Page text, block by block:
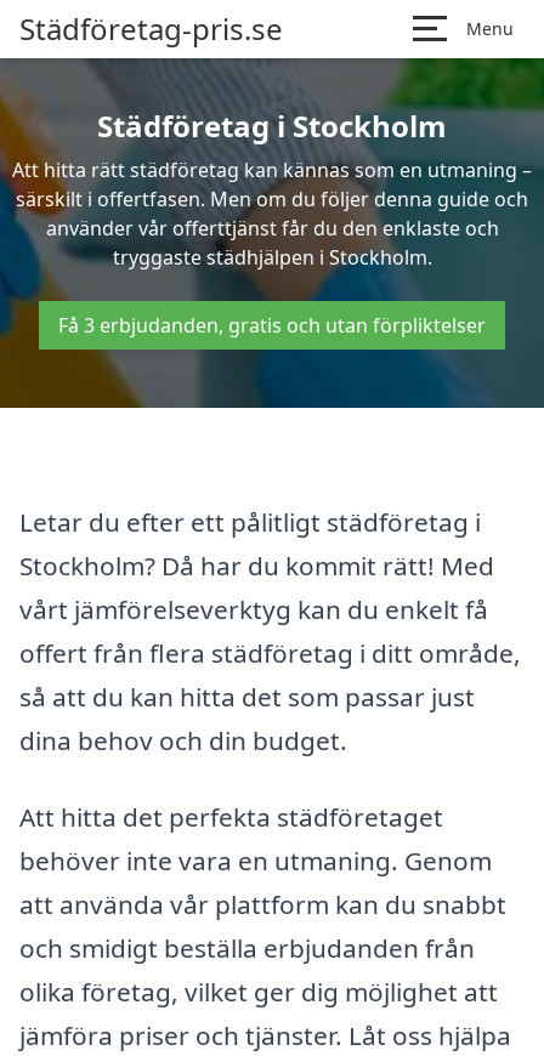
Städföretag-pris.se Menu
Städföretag i Stockholm
Att hitta rätt städföretag kan kännas som en utmaning –
särskilt i offertfasen. Men om du följer denna guide och
använder vår offerttjänst får du den enklaste och
tryggaste städhjälpen i Stockholm.
Få 3 erbjudanden, gratis och utan förpliktelser
Letar du efter ett pålitligt städföretag i
Stockholm? Då har du kommit rätt! Med
vårt jämförelseverktyg kan du enkelt få
offert från flera städföretag i ditt område,
så att du kan hitta det som passar just
dina behov och din budget.
Att hitta det perfekta städföretaget
behöver inte vara en utmaning. Genom
att använda vår plattform kan du snabbt
och smidigt beställa erbjudanden från
olika företag, vilket ger dig möjlighet att
jämföra priser och tjänster. Låt oss hjälpa